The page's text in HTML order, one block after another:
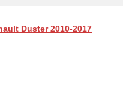
Duster 2010-2017